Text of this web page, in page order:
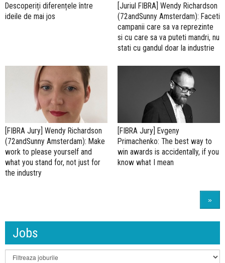
Descoperiți diferențele între
ideile de mai jos
[Juriul FIBRA] Wendy Richardson
(72andSunny Amsterdam): Faceti
campanii care sa va reprezinte
si cu care sa va puteti mandri, nu
stati cu gandul doar la industrie
[FIBRA Jury] Wendy Richardson
(72andSunny Amsterdam): Make
work to please yourself and
what you stand for, not just for
the industry
[FIBRA Jury] Evgeny
Primachenko: The best way to
win awards is accidentally, if you
know what I mean
»
Jobs